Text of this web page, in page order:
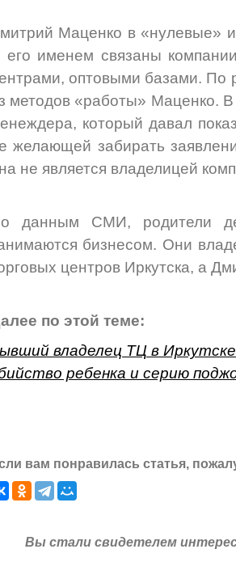
Маценко в «нулевые»
его именем связаны
оптовыми базами. По
методов «работы» Маценко.
который давал
желающей забирать
не является владелицей
данным СМИ, родители
бизнесом. Они
центров Иркутска, а
по этой теме:
владелец ТЦ в
ребенка и серию
вам понравилась статья,
Вы стали свидетелем